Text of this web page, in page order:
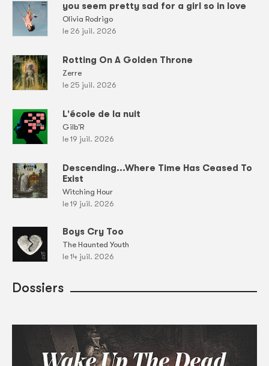
you seem pretty sad for a girl so in love
Olivia Rodrigo
le 26 juil. 2026
Rotting On A Golden Throne
Zerre
le 25 juil. 2026
L'école de la nuit
Gilb'R
le 19 juil. 2026
Descending...Where Time Has Ceased To
Exist
Witching Hour
le 19 juil. 2026
Boys Cry Too
The Haunted Youth
le 14 juil. 2026
Dossiers